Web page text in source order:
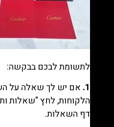
לתשומת לבכם בבקשה:
1. אם יש לך שאלה על
הלקוחות, לחץ "שאלות
דף השאלות.